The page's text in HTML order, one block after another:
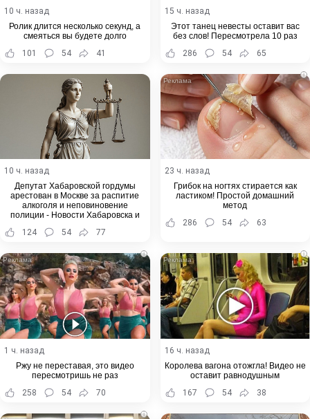
10 ч. назад
Ролик длится несколько секунд, а
смеяться вы будете долго
101
54 41
15 ч. назад
Этот танец невесты оставит вас
без слов! Пересмотрела 10 раз
286
54 65
10 ч. назад
Депутат Хабаровской гордумы
арестован в Москве за распитие
алкоголя и неповиновение
полиции - Новости Хабаровска и
124 54 77
i
23 ч. назад
Грибок на ногтях стирается как
ластиком! Простой домашний
метод
286
54 63
i
1 ч. назад
Ржу не переставая, это видео
пересмотришь не раз
258
54 70
i
16 ч. назад
Королева вагона отожгла! Видео не
оставит равнодушным
167
54 38
i